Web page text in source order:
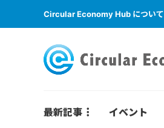
Circular Economy Hub について
最新記事 イベント